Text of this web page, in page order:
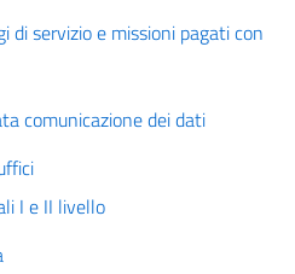
di servizio e missioni pagati con
comunicazione dei dati
I e II livello